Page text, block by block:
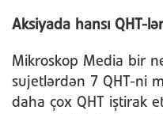
Aksiyada hansı QHT-
Mikroskop Media bir
sujetlərdən 7 QHT-ni
daha çox QHT iştirak